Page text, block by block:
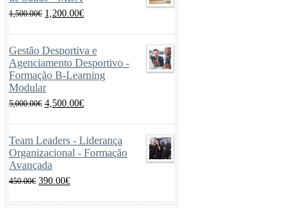
1,500.00€ O
preço
original
era:
1,500.00€.
1,200.00€O
preço
atual
é:
1,200.00€.
Gestão Desportiva e
Agenciamento Desportivo -
Formação B-Learning
Modular
5,000.00€ O
preço
original
era:
5,000.00€.
4,500.00€O
preço
atual
é:
4,500.00€.
Team Leaders - Liderança
Organizacional - Formação
Avançada
450.00€ O
preço
original
390.00€O
preço
atual